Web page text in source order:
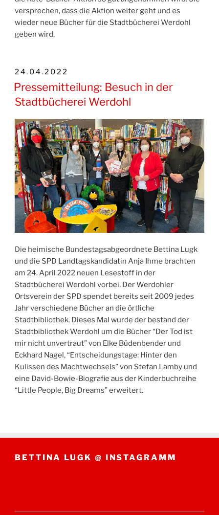
versprechen, dass die Aktion weiter geht und es
wieder neue Bücher für die Stadtbücherei Werdohl
geben wird.
VERÖFFENTLICHT
AM
24.04.2022
Pressemitteilung: Besuch in der
Stadtbücherei Werdohl
Die heimische Bundestagsabgeordnete Bettina Lugk
und die SPD Landtagskandidatin Anja Ihme brachten
am 24. April 2022 neuen Lesestoff in der
Stadtbücherei Werdohl vorbei. Der Werdohler
Ortsverein der SPD spendet bereits seit 2009 jedes
Jahr verschiedene Bücher an die örtliche
Stadtbibliothek. Dieses Mal wurde der bestand der
Stadtbibliothek Werdohl um die Bücher “Der Tod ist
mir nicht unvertraut” von Elke Büdenbender und
Eckhard Nagel, “Entscheidungstage: Hinter den
Kulissen des Machtwechsels” von Stefan Lamby und
eine David-Bowie-Biografie aus der Kinderbuchreihe
“Little People, Big Dreams” erweitert.
BETTINA LUGK @ INSTAGRAMM